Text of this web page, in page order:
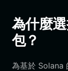
為什麼
包？
為基於 Solana